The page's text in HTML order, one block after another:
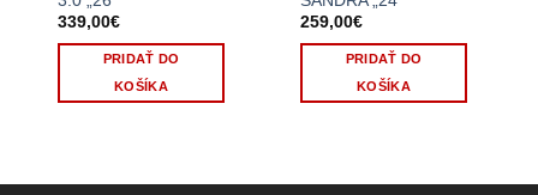
339,00€
PRIDAŤ DO
KOŠÍKA
259,00€
PRIDAŤ DO
KOŠÍKA